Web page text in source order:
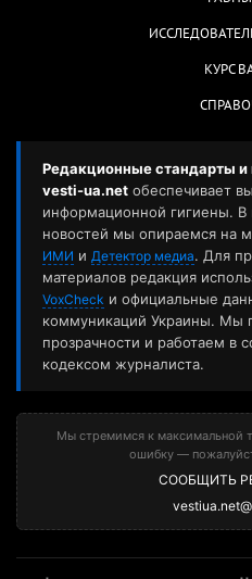
КУРС
Редакционные стандарты и
vesti-ua.net обеспечивает
информационной гигиены. В
новостей мы опираемся на
ИМИ и Детектор медиа. Для
материалов редакция
VoxCheck и официальные
коммуникаций Украины. Мы
прозрачности и работаем в
кодексом журналиста.
Мы стремимся к максимальной
ошибку —
СООБЩИТЬ